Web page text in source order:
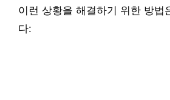
이런 상황을 해결하기 위한 방법
다: